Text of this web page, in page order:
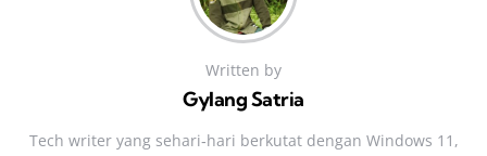
Written by
Gylang Satria
Tech writer yang sehari‑hari berkutat dengan Windows 11,